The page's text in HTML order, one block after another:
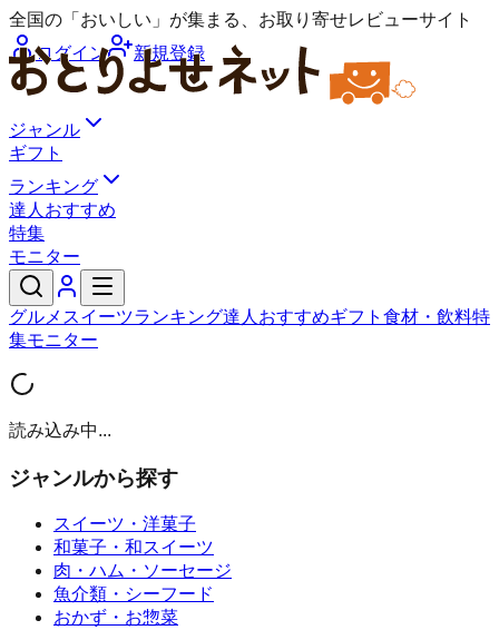
全国の「おいしい」が集まる、お取り寄せレビューサイト
ログイン
新規登録
ジャンル
ギフト
ランキング
達人おすすめ
特集
モニター
グルメ スイーツランキング達人おすすめギフト 食材・飲料特
集モニター
読み込み中...
ジャンルから探す
スイーツ・洋菓子
和菓子・和スイーツ
肉・ハム・ソーセージ
魚介類・シーフード
おかず・お惣菜